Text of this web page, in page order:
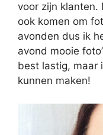
voor zijn
ook komen om
avonden dus ik
avond mooie
best lastig, maar
kunnen maken!